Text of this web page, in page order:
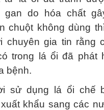
gan do hóa chất
chuột không dùng
chuyên gia tin rằng
trong lá ổi đã phát
bệnh.
sử dụng lá ổi chế
khẩu sang các